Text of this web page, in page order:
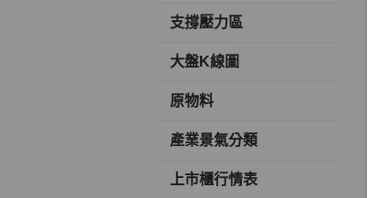
支撐壓力區
大盤K線圖
原物料
產業景氣分類
上市櫃行情表